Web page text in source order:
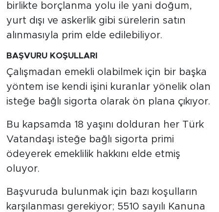
birlikte borçlanma yolu ile yani doğum,
yurt dışı ve askerlik gibi sürelerin satın
alınmasıyla prim elde edilebiliyor.
BAŞVURU KOŞULLARI
Çalışmadan emekli olabilmek için bir başka
yöntem ise kendi işini kuranlar yönelik olan
isteğe bağlı sigorta olarak ön plana çıkıyor.
Bu kapsamda 18 yaşını dolduran her Türk
Vatandaşı isteğe bağlı sigorta primi
ödeyerek emeklilik hakkını elde etmiş
oluyor.
Başvuruda bulunmak için bazı koşulların
karşılanması gerekiyor; 5510 sayılı Kanuna